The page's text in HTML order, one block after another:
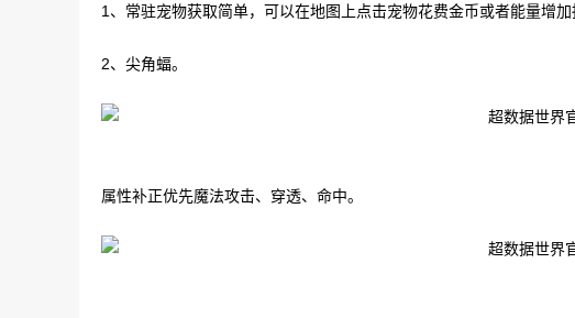
1、常驻宠物获取简单，可以在地图上点击宠物花费金币或者能量增加
2、尖角蝠。
属性补正优先魔法攻击、穿透、命中。